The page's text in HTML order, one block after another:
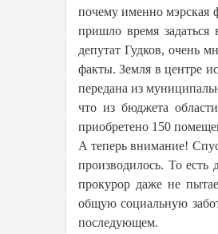
почему именно мэрская
пришло время задаться
депутат Гудков, очень
факты. Земля в центре
передана из
что из бюджета
приобретено 150
А теперь внимание!
производилось. То
прокурор даже не
общую социальную
последующем.